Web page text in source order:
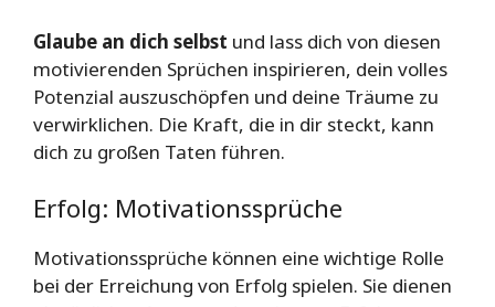
Glaube an dich selbst und lass dich von diesen
motivierenden Sprüchen inspirieren, dein volles
Potenzial auszuschöpfen und deine Träume zu
verwirklichen. Die Kraft, die in dir steckt, kann
dich zu großen Taten führen.
Erfolg: Motivationssprüche
Motivationssprüche können eine wichtige Rolle
bei der Erreichung von Erfolg spielen. Sie dienen